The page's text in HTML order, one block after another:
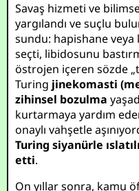
Savaş hizmeti ve
yargılandı ve suçlu
sundu: hapishane veya
seçti, libidosunu
östrojen içeren sözde
Turing jinekomasti
zihinsel bozulma
kurtarmaya yardım
onaylı vahşetle
Turing siyanürle
etti.
On yıllar sonra, kamu